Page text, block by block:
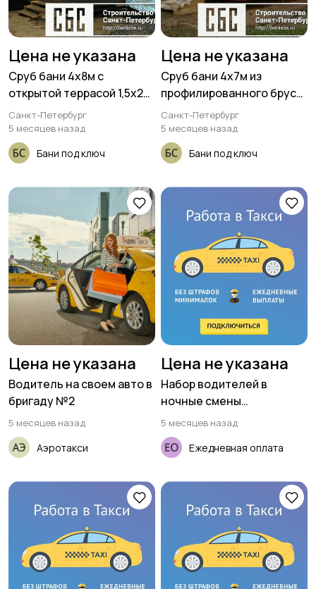
Цена не указана
Сруб бани 4х8м с
открытой террасой 1,5х2м
под общей кровлей
Санкт-Петербург
5 месяцев назад
Бани под ключ
Цена не указана
Сруб бани 4х7м из
профилированного бруса
100х150мм с террасой
1,5х3м
Санкт-Петербург
5 месяцев назад
Бани под ключ
Цена не указана
Водитель на своем авто в
бригаду №2
5 месяцев назад
Аэротакси
Цена не указана
Набор водителей в
ночные смены
(приглашаем женщин)
5 месяцев назад
Ежедневная оплата